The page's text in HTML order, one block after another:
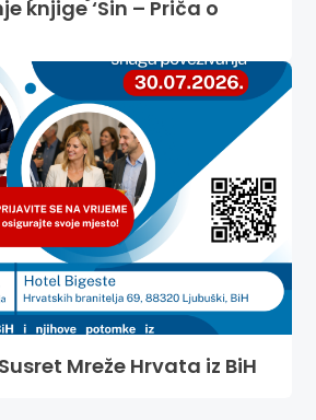
knjige ‘Sin – Priča o
Mreže Hrvata iz BiH